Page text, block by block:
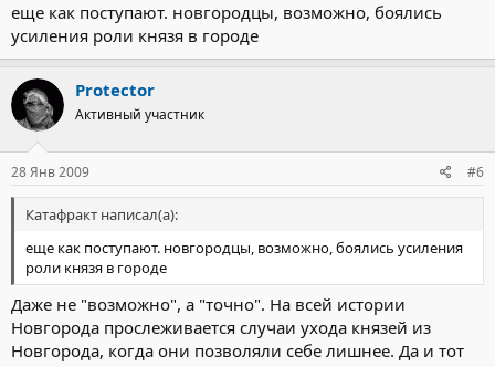
еще как поступают. новгородцы, возможно, боялись
усиления роли князя в городе
Protector
Активный участник
28 Янв 2009 #6
Катафракт написал(а):
еще как поступают. новгородцы, возможно, боялись усиления
роли князя в городе
Даже не "возможно", а "точно". На всей истории
Новгорода прослеживается случаи ухода князей из
Новгорода, когда они позволяли себе лишнее. Да и тот